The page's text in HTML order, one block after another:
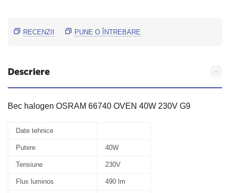
RECENZII PUNE O ÎNTREBARE
Descriere
Bec halogen OSRAM 66740 OVEN 40W 230V G9
Date tehnice
Putere 40W
Tensiune 230V
Flux luminos 490 lm